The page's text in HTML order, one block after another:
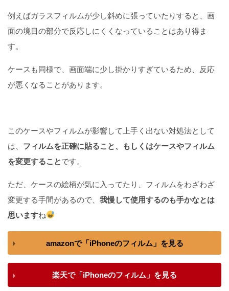
例えばガラスフィルムが少し斜めに張っていたりすると、画
面の境目の部分で反応しにくくなっていることはあり得ま
す。
ケースも同様で、画面端に少し掛かりすぎているため、反応
が悪くなることがあります。
このケースやフィルムが影響して上手く出ない対処法として
は、 フィルムを正確に貼ること、もしくはケースやフィルム
を変更することです。
ただ、ケースの絵柄が気に入ってたり、フィルムをわざわざ
変更する手間があるので、 我慢して使用するのも手かなとは
思いますね
amazonで「iPhoneのフィルム」を見る
楽天で「iPhoneのフィルム」を見る